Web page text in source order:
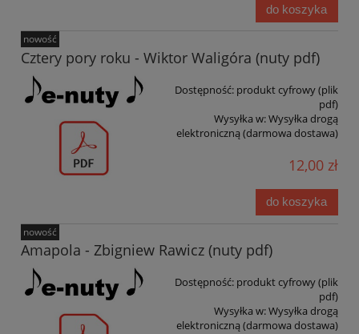
do koszyka
Cztery pory roku - Wiktor Waligóra (nuty pdf)
Dostępność: produkt cyfrowy (plik
pdf)
Wysyłka w:Wysyłka drogą
elektroniczną (darmowa dostawa)
12,00 zł
do koszyka
nowość
Amapola - Zbigniew Rawicz (nuty pdf)
Dostępność: produkt cyfrowy (plik
pdf)
Wysyłka w:Wysyłka drogą
elektroniczną (darmowa dostawa)
nowość